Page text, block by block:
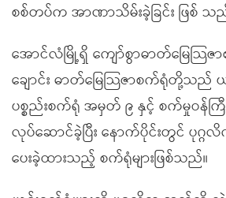
စစ်တပ်က အာဏာသိမ်းခဲ့ခြင်း ဖြစ် သ
အောင်လံမြို့ရှိ ကျော်စွာဓာတ်မြေသြဇ
ချောင်း ဓာတ်မြေသြဇာစက်ရုံတို့သ
ပစ္စည်းစက်ရုံ အမှတ် ၉ နှင့် စက်မှုဝန်က
လုပ်ဆောင်ခဲ့ပြီး နောက်ပိုင်းတွင် ပုဂ္ဂ
ပေးခဲ့ထားသည့် စက်ရုံများဖြစ်သည်။